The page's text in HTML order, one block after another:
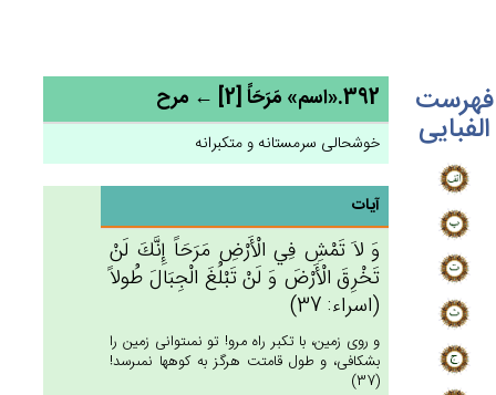
فهرست
الفبایی
392.«اسم» مَرَحَاً [2] ← مرح
خوشحالی سرمستانه و متکبرانه
آیات
وَ لاَ تَمْش‌ِ فِي‌ الْأَرْض‌ِ مَرَحَاً إِنَّك‌َ لَن‌ْ
تَخْرِق‌َ الْأَرْض‌َ وَ لَن‌ْ تَبْلُغ‌َ الْجِبَال‌َ طُولاً
(اسراء: 37)
و روى زمين، با تكبر راه مرو! تو نمى‏توانى زمين را
بشكافى، و طول قامتت هرگز به كوه‏ها نمى‏رسد!
(37)